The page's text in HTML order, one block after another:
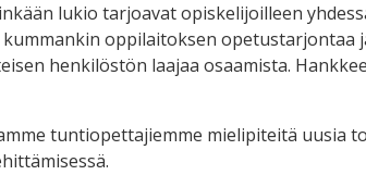
lukio tarjoavat opiskelijoilleen
oppilaitoksen opetustarjontaa
henkilöstön laajaa osaamista.
tuntiopettajiemme mielipiteitä uusia